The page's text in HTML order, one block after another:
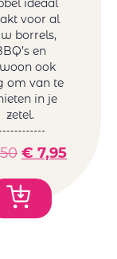
ideaal
voor al
borrels,
en
ook
om van te
in je
zetel.
€ 7,95